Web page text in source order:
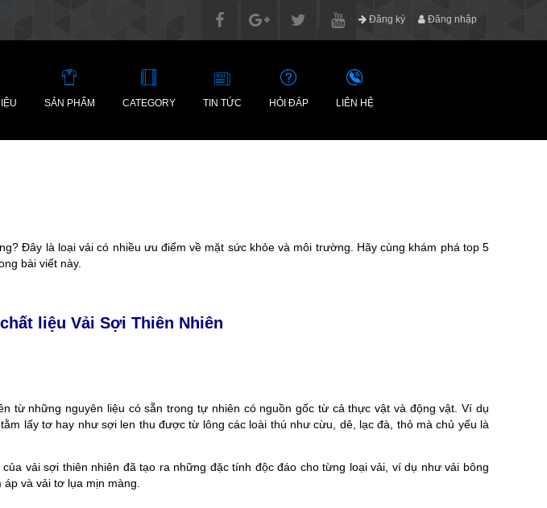
Đăng ký Đăng nhập
SẢN PHẨM CATEGORY TIN TỨC HỎI ĐÁP LIÊN HỆ
Đây là loại vải có nhiều ưu điểm về mặt sức khỏe và môi trường. Hãy cùng khám phá top 5
bài viết này.
liệu Vải Sợi Thiên Nhiên
từ những nguyên liệu có sẵn trong tự nhiên có nguồn gốc từ cả thực vật và động vật. Ví dụ
lấy tơ hay như sợi len thu được từ lông các loài thú như cừu, dê, lạc đà, thỏ mà chủ yếu là
vải sợi thiên nhiên đã tạo ra những đặc tính độc đáo cho từng loại vải, ví dụ như vải bông
và vải tơ lụa mịn màng.